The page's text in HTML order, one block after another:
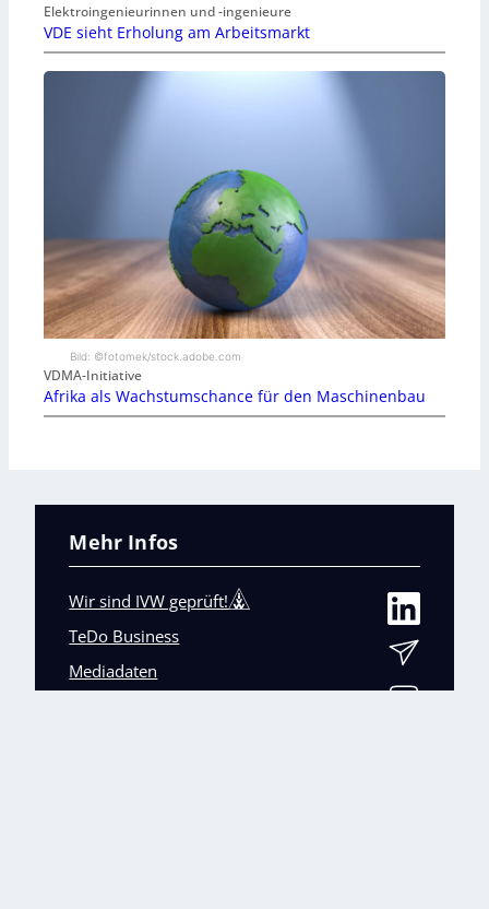
Elektroingenieurinnen und -ingenieure
VDE sieht Erholung am Arbeitsmarkt
Bild: ©fotomek/stock.adobe.com
VDMA-Initiative
Afrika als Wachstumschance für den Maschinenbau
Mehr Infos
Wir sind IVW geprüft!
TeDo Business
Mediadaten